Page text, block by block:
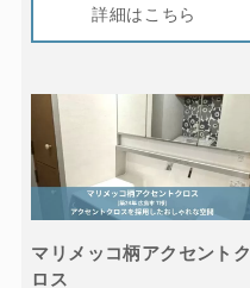
マリメッコ柄アクセントク
ロス